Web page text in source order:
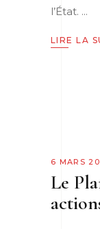
l’État.
LIRE LA
6 MARS
Le